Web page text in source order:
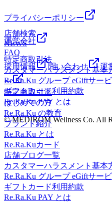
プライバシーポリシー
運営会社
特定商取引法
カスタマーハラスメント基本
Re.Ra.Ku グループ eGiftサー
ギフトカード利用約款
Re.Ra.Ku PAY とは
© MEDIROM Wellness Co. All
店舗検索
NEWS
FAQ
採用情報
問い合わせ 運
ー
特定商取引法
はじめての方
Re.Ra.Ku の教育
ブランド紹介
Re.Ra.Ku とは
Re.Ra.Kuカード
店舗ブログ一覧
カスタマーハラスメント基本
Re.Ra.Ku グループ eGiftサー
ギフトカード利用約款
Re.Ra.Ku PAY とは